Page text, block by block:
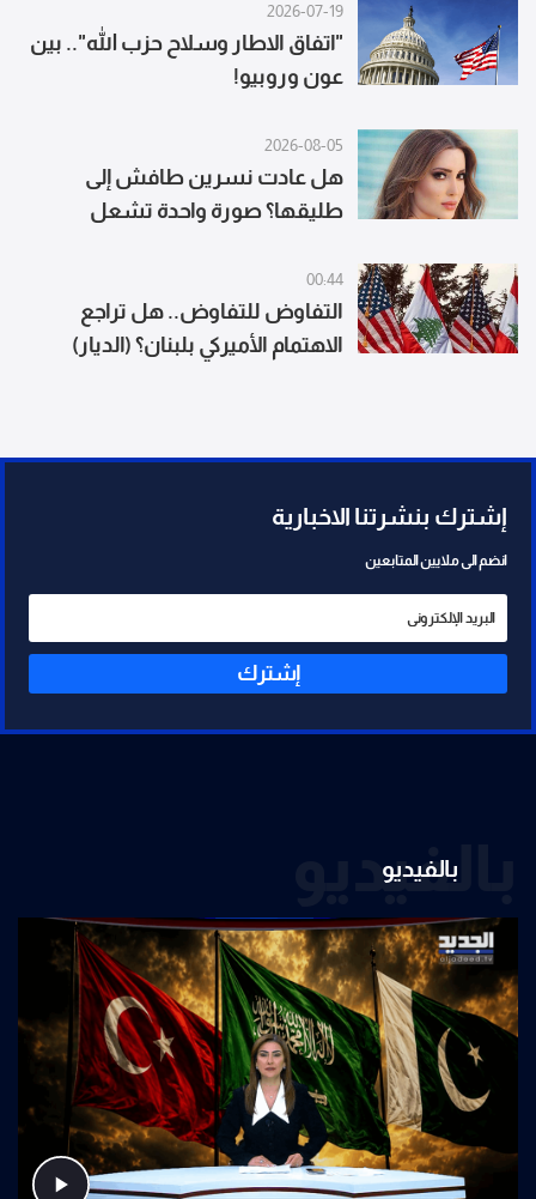
2026-07-19
"اتفاق الاطار وسلاح حزب الله".. بين
عون وروبيو!
2026-08-05
هل عادت نسرين طافش إلى
طليقها؟ صورة واحدة تشعل
00:44
التفاوض للتفاوض.. هل تراجع
الاهتمام الأميركي بلبنان؟ (الديار)
إشترك بنشرتنا الاخبارية
انضم الى ملايين المتابعين
إشترك
بالفيديو
بالفيديو